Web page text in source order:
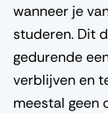
wanneer je
studeren. Dit
gedurende
verblijven en
meestal geen